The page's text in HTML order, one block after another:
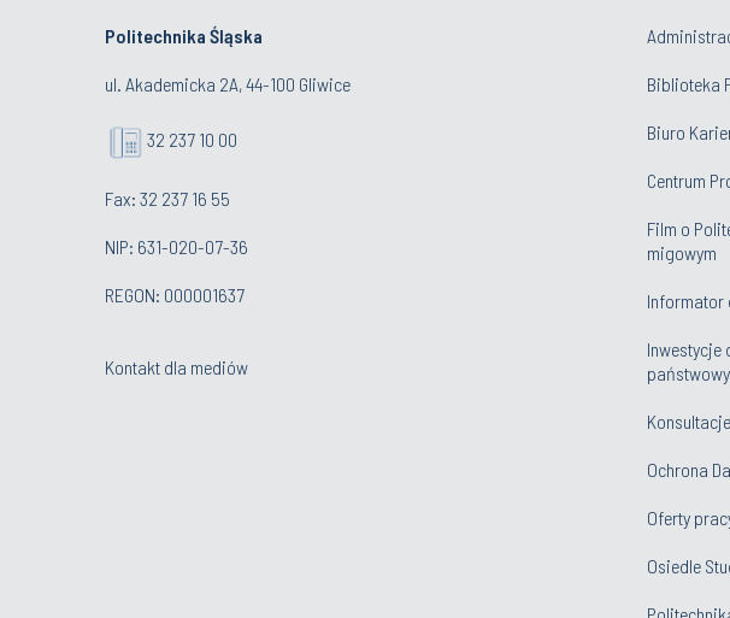
Politechnika Śląska
ul. Akademicka 2A, 44-100 Gliwice
32 237 10 00
Fax: 32 237 16 55
NIP: 631-020-07-36
REGON: 000001637
Kontakt dla mediów
Biblioteka
Biuro
Centrum
Film o
migowym
Informator
Inwestycje
Ochrona
Oferty
Osiedle